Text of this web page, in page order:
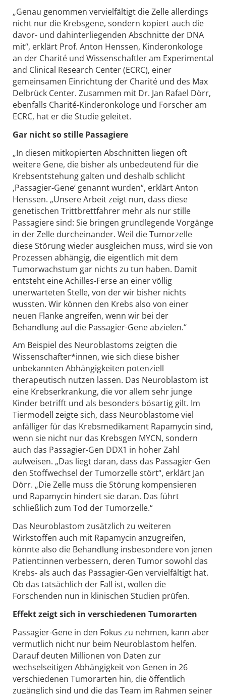
„Genau genommen vervielfältigt die Zelle allerdings
nicht nur die Krebsgene, sondern kopiert auch die
davor- und dahinterliegenden Abschnitte der DNA
mit“, erklärt Prof. Anton Henssen, Kinderonkologe
an der Charité und Wissenschaftler am Experimental
and Clinical Research Center (ECRC), einer
gemeinsamen Einrichtung der Charité und des Max
Delbrück Center. Zusammen mit Dr. Jan Rafael Dörr,
ebenfalls Charité-Kinderonkologe und Forscher am
ECRC, hat er die Studie geleitet.
Gar nicht so stille Passagiere
„In diesen mitkopierten Abschnitten liegen oft
weitere Gene, die bisher als unbedeutend für die
Krebsentstehung galten und deshalb schlicht
‚Passagier-Gene‘ genannt wurden“, erklärt Anton
Henssen. „Unsere Arbeit zeigt nun, dass diese
genetischen Trittbrettfahrer mehr als nur stille
Passagiere sind: Sie bringen grundlegende Vorgänge
in der Zelle durcheinander. Weil die Tumorzelle
diese Störung wieder ausgleichen muss, wird sie von
Prozessen abhängig, die eigentlich mit dem
Tumorwachstum gar nichts zu tun haben. Damit
entsteht eine Achilles-Ferse an einer völlig
unerwarteten Stelle, von der wir bisher nichts
wussten. Wir können den Krebs also von einer
neuen Flanke angreifen, wenn wir bei der
Behandlung auf die Passagier-Gene abzielen.“
Am Beispiel des Neuroblastoms zeigten die
Wissenschafter*innen, wie sich diese bisher
unbekannten Abhängigkeiten potenziell
therapeutisch nutzen lassen. Das Neuroblastom ist
eine Krebserkrankung, die vor allem sehr junge
Kinder betrifft und als besonders bösartig gilt. Im
Tiermodell zeigte sich, dass Neuroblastome viel
anfälliger für das Krebsmedikament Rapamycin sind,
wenn sie nicht nur das Krebsgen MYCN, sondern
auch das Passagier-Gen DDX1 in hoher Zahl
aufweisen. „Das liegt daran, dass das Passagier-Gen
den Stoffwechsel der Tumorzelle stört“, erklärt Jan
Dörr. „Die Zelle muss die Störung kompensieren
und Rapamycin hindert sie daran. Das führt
schließlich zum Tod der Tumorzelle.“
Das Neuroblastom zusätzlich zu weiteren
Wirkstoffen auch mit Rapamycin anzugreifen,
könnte also die Behandlung insbesondere von jenen
Patient:innen verbessern, deren Tumor sowohl das
Krebs- als auch das Passagier-Gen vervielfältigt hat.
Ob das tatsächlich der Fall ist, wollen die
Forschenden nun in klinischen Studien prüfen.
Effekt zeigt sich in verschiedenen Tumorarten
Passagier-Gene in den Fokus zu nehmen, kann aber
vermutlich nicht nur beim Neuroblastom helfen.
Darauf deuten Millionen von Daten zur
wechselseitigen Abhängigkeit von Genen in 26
verschiedenen Tumorarten hin, die öffentlich
zugänglich sind und die das Team im Rahmen seiner